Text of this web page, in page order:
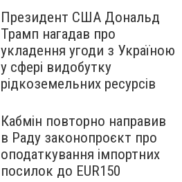
Президент США Дональд
Трамп нагадав про
укладення угоди з Україною
у сфері видобутку
рідкоземельних ресурсів
Кабмін повторно направив
в Раду законопроєкт про
оподаткування імпортних
посилок до EUR150